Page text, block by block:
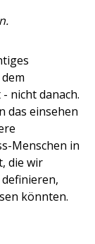
nicht danach.
das einsehen
Menschen in
die wir
könnten.